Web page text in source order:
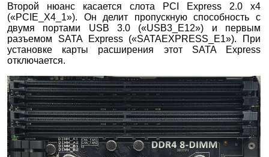
Второй нюанс касается слота PCI Express 2.0 x4
(«PCIE_X4_1»). Он делит пропускную способность с
двумя портами USB 3.0 («USB3_E12») и первым
разъемом SATA Express («SATAEXPRESS_E1»). При
установке карты расширения этот SATA Express
отключается.